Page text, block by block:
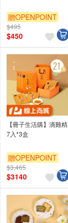
贈OPENPOINT
$495
$450
【冊子生活購】滴雞精
7入*3盒
贈OPENPOINT
$3,465
$3140